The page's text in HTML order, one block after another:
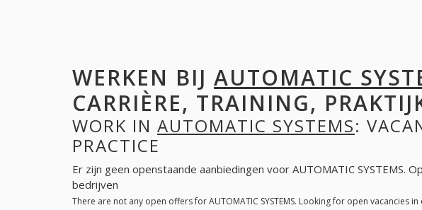
WERKEN BIJ AUTOMATIC
CARRIÈRE, TRAINING,
WORK IN AUTOMATIC SYSTEMS:
PRACTICE
Er zijn geen openstaande aanbiedingen voor AUTOMATIC SYSTEMS.
bedrijven
There are not any open offers for AUTOMATIC SYSTEMS. Looking for open vacancies